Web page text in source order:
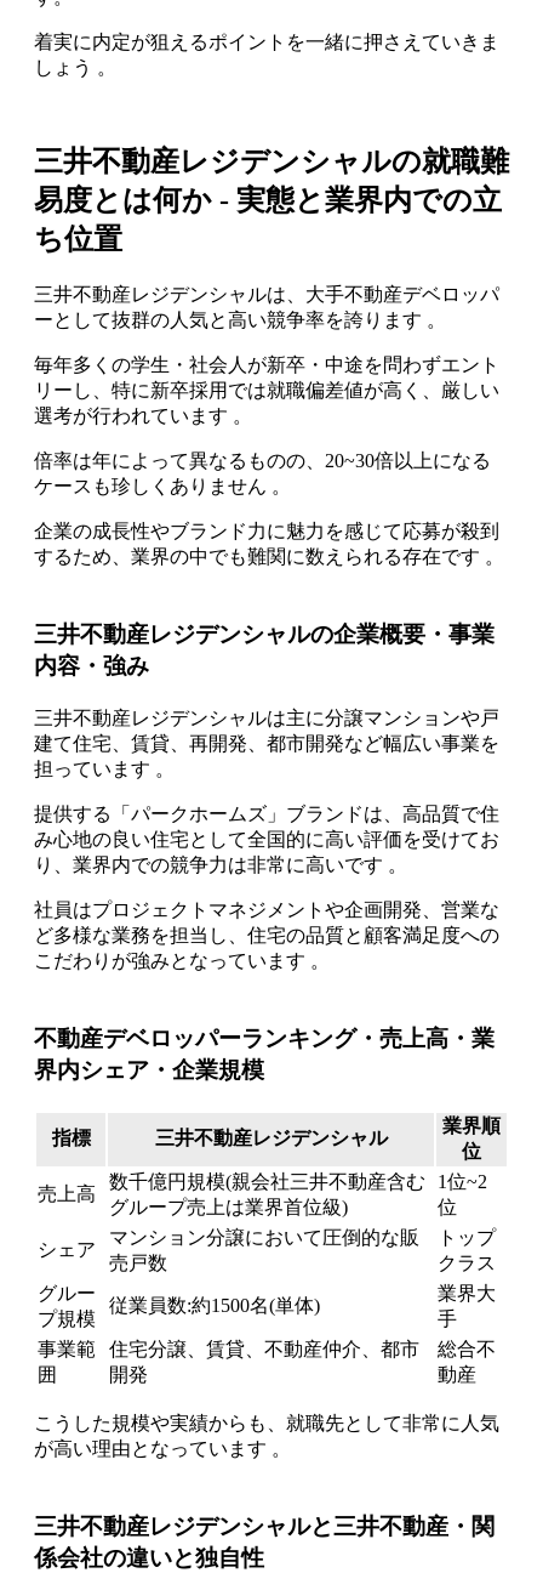
着実に内定が狙えるポイントを一緒に押さえていきま
しょう 。
三井不動産レジデンシャルの就職難
易度とは何か - 実態と業界内での立
ち位置
三井不動産レジデンシャルは、大手不動産デベロッパ
ーとして抜群の人気と高い競争率を誇ります 。
毎年多くの学生・社会人が新卒・中途を問わずエント
リーし、特に新卒採用では就職偏差値が高く、厳しい
選考が行われています 。
倍率は年によって異なるものの、20~30倍以上になる
ケースも珍しくありません 。
企業の成長性やブランド力に魅力を感じて応募が殺到
するため、業界の中でも難関に数えられる存在です 。
三井不動産レジデンシャルの企業概要・事業
内容・強み
三井不動産レジデンシャルは主に分譲マンションや戸
建て住宅、賃貸、再開発、都市開発など幅広い事業を
担っています 。
提供する「パークホームズ」ブランドは、高品質で住
み心地の良い住宅として全国的に高い評価を受けてお
り、業界内での競争力は非常に高いです 。
社員はプロジェクトマネジメントや企画開発、営業な
ど多様な業務を担当し、住宅の品質と顧客満足度への
こだわりが強みとなっています 。
不動産デベロッパーランキング・売上高・業
界内シェア・企業規模
指標 三井不動産レジデンシャル
業界順
位
売上高
数千億円規模(親会社三井不動産含む
グループ売上は業界首位級)
1位~2
位
シェア
マンション分譲において圧倒的な販
売戸数
トップ
クラス
グルー
プ規模
従業員数:約1500名(単体)
業界大
手
事業範
囲
住宅分譲、賃貸、不動産仲介、都市
開発
総合不
動産
こうした規模や実績からも、就職先として非常に人気
が高い理由となっています 。
三井不動産レジデンシャルと三井不動産・関
係会社の違いと独自性